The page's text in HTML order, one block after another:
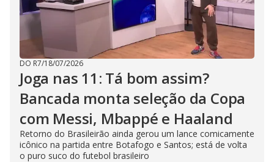
DO R7/18/07/2026
Joga nas 11: Tá bom assim?
Bancada monta seleção da Copa
com Messi, Mbappé e Haaland
Retorno do Brasileirão ainda gerou um lance comicamente
icônico na partida entre Botafogo e Santos; está de volta
o puro suco do futebol brasileiro